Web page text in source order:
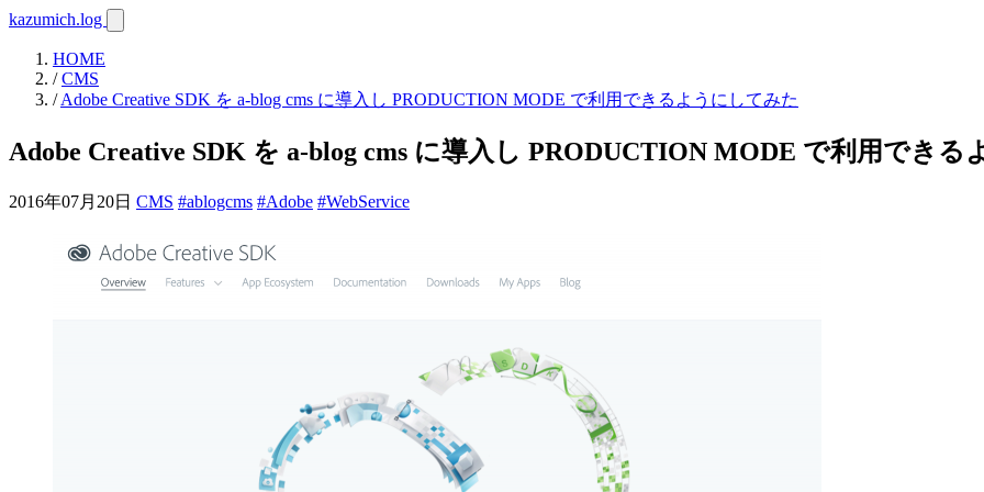
kazumich.log
HOME
/CMS
/Adobe Creative SDK を a-blog cms に導入し PRODUCTION MODE で利用できるようにしてみた
Adobe Creative SDK を a-blog cms に導入し PRODUCTION MODE で利用できる
2016年07月20日 CMS #ablogcms #Adobe #WebService